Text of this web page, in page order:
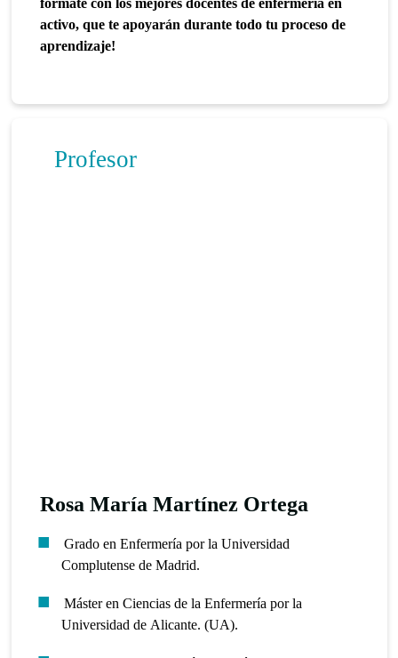
activo, que te apoyarán durante todo tu proceso de
aprendizaje!
Profesor
Rosa María Martínez Ortega
Grado en Enfermería por la Universidad
Complutense de Madrid.
Máster en Ciencias de la Enfermería por la
Universidad de Alicante. (UA).